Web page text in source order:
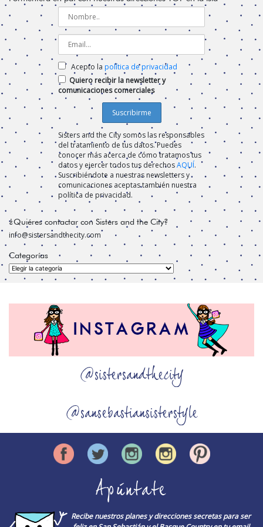
Acepto la política de privacidad
Quiero recibir la newsletter y
comunicaciones comerciales
Sisters and the City somos las responsables
del tratamiento de tus datos. Puedes
conocer más acerca de cómo tratamos tus
datos y ejercer todos tus derechosAQUÍ.
Suscribiéndote a nuestras newsletters y
comunicaciones aceptas también nuestra
política de privacidad.
¿Quiéres contactar con Sisters and the City?
info@sistersandthecity.com
Categorías
Categorías
@sistersandthecity
@sansebastiansisterstyle
Apúntate
Recibe nuestros planes y direcciones secretas para ser